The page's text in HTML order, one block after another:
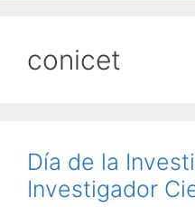
conicet
Día de la
Investigador